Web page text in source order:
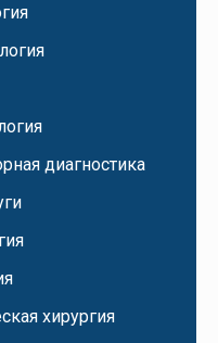
диагностика
хирургия